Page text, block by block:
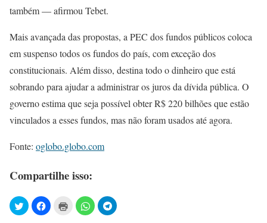
também — afirmou Tebet.
Mais avançada das propostas, a PEC dos fundos públicos coloca
em suspenso todos os fundos do país, com exceção dos
constitucionais. Além disso, destina todo o dinheiro que está
sobrando para ajudar a administrar os juros da dívida pública. O
governo estima que seja possível obter R$ 220 bilhões que estão
vinculados a esses fundos, mas não foram usados até agora.
Fonte: oglobo.globo.com
Compartilhe isso: